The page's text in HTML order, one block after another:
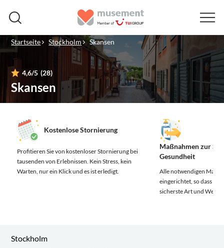
Startseite Stockholm Skansen
4,6/5 (28)
Skansen
Kostenlose Stornierung
Profitieren Sie von kostenloser Stornierung bei
tausenden von Erlebnissen. Kein Stress, kein
Warten, nur ein Klick und es ist erledigt.
Maßnahmen zur
Gesundheit
Alle notwendigen
eingerichtet, so dass Sie
sicherste Art und Weise
Stockholm